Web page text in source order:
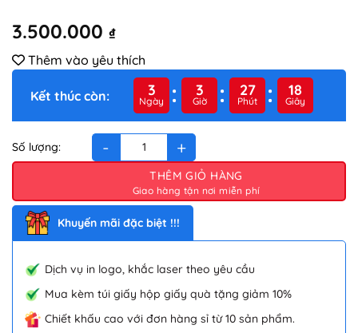
3.500.000 ₫
Kết thúc còn: 3
Ngày
3
Giờ
27
Phút
18
Giây
BỘ DAO INOX ELMICH 7 MÓN (4 DAO, 1 KÉO, 1 THANH MÀI
THÊM GIỎ HÀNG
Khuyến mãi đặc biệt !!!
Dịch vụ in logo, khắc laser theo yêu cầu
Mua kèm túi giấy hộp giấy quà tặng giảm 10%
Chiết khấu cao với đơn hàng sỉ từ 10 sản phẩm.
Thêm vào yêu thích